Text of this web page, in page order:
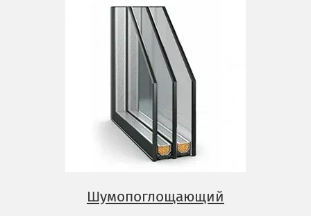
Шумопоглощающий